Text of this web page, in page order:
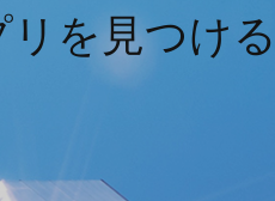
リを見つけ